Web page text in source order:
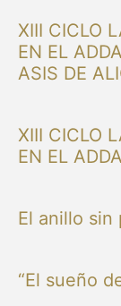
XIII CICLO
EN EL
ASIS DE
XIII CICLO
EN EL
El anillo sin
“El sueño